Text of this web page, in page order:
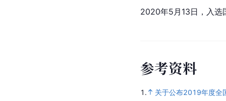
2020年5月13日，入选
参考资料
1. 关于公布2019年度全